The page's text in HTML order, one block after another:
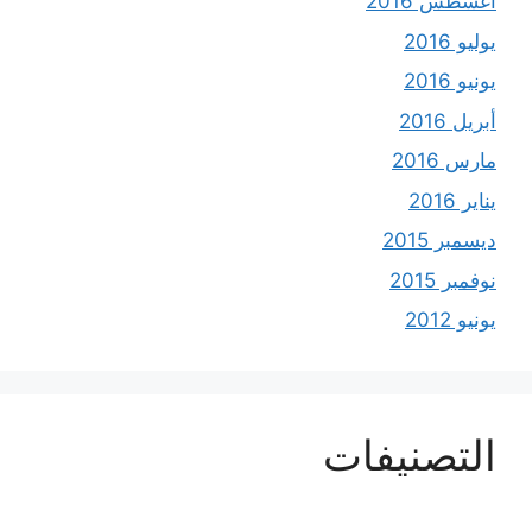
يوليو 2016
يونيو 2016
أبريل 2016
مارس 2016
يناير 2016
ديسمبر 2015
نوفمبر 2015
يونيو 2012
التصنيفات